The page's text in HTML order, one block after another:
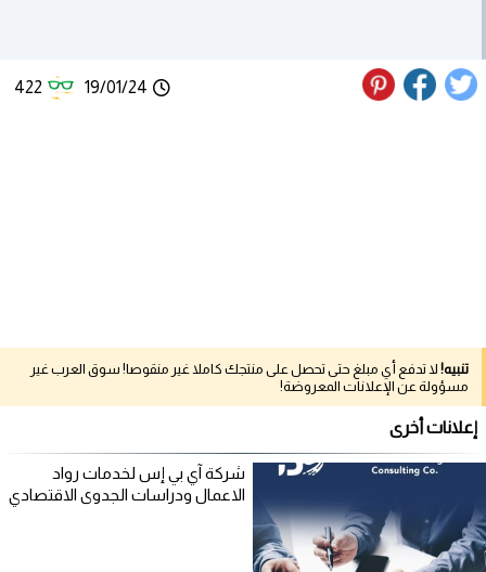
19/01/24
422
تنبيه! لا تدفع أي مبلغ حتى تحصل على منتجك كاملا غير منقوصا! سوق العرب غير
مسؤولة عن الإعلانات المعروضة!
إعلانات أخرى
شركة آي بي إس لخدمات رواد
الاعمال ودراسات الجدوى الاقتصادي